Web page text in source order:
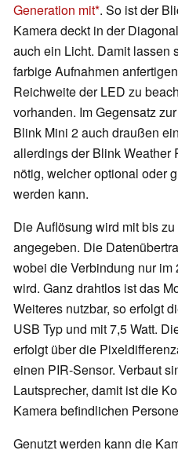
Generation mit . So ist der
Kamera deckt in der
auch ein Licht. Damit lassen
farbige Aufnahmen
Reichweite der LED zu
vorhanden. Im Gegensatz
Blink Mini 2 auch draußen
allerdings der Blink Weather
nötig, welcher optional oder
werden kann.
Die Auflösung wird mit bis
angegeben. Die
wobei die Verbindung nur im
wird. Ganz drahtlos ist das
Weiteres nutzbar, so erfolgt
USB Typ und mit 7,5 Watt.
erfolgt über die
einen PIR-Sensor. Verbaut
Lautsprecher, damit ist die
Kamera befindlichen
Genutzt werden kann die